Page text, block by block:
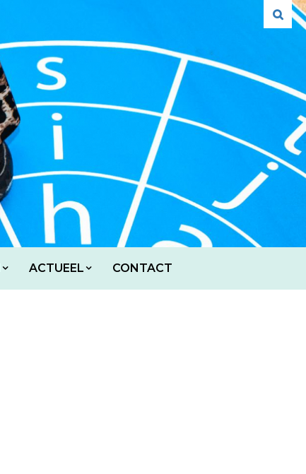
ACTUEEL CONTACT